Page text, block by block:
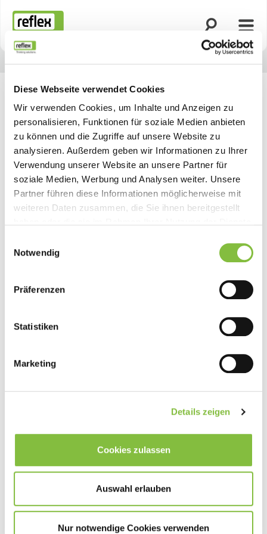
Diese Webseite verwendet Cookies
Wir verwenden Cookies, um Inhalte und Anzeigen zu
personalisieren, Funktionen für soziale Medien anbieten
zu können und die Zugriffe auf unsere Website zu
analysieren. Außerdem geben wir Informationen zu Ihrer
Verwendung unserer Website an unsere Partner für
soziale Medien, Werbung und Analysen weiter. Unsere
Partner führen diese Informationen möglicherweise mit
weiteren Daten zusammen, die Sie ihnen bereitgestellt
Notwendig
Präferenzen
Statistiken
Marketing
Details zeigen
Cookies zulassen
Auswahl erlauben
Nur notwendige Cookies verwenden
Startseite
Suche öffnen